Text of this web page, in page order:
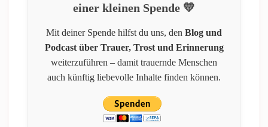
einer kleinen Spende 💛
Mit deiner Spende hilfst du uns, den Blog und
Podcast über Trauer, Trost und Erinnerung
weiterzuführen – damit trauernde Menschen
auch künftig liebevolle Inhalte finden können.